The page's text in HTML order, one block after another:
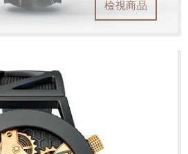
檢視商品